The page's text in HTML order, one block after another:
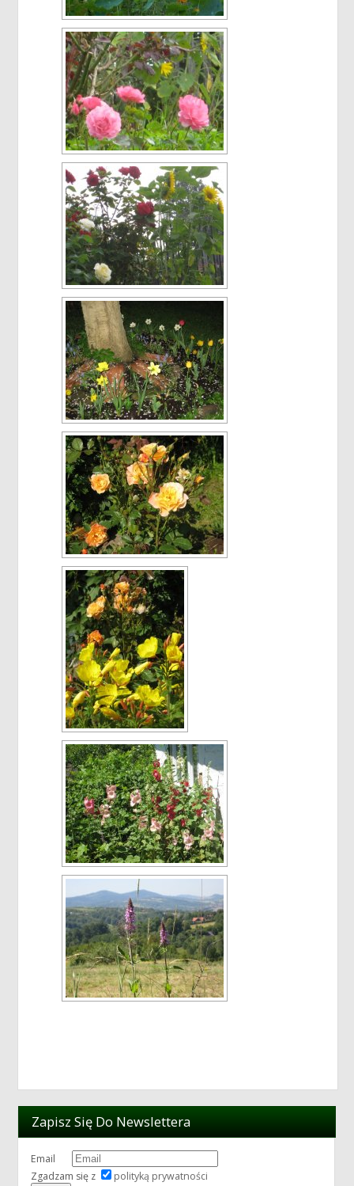
Zapisz Się Do Newslettera
Email
Zgadzam się z
polityką prywatności